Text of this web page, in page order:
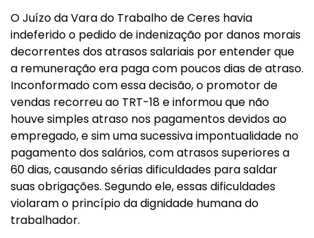
O Juízo da Vara do Trabalho de Ceres havia
indeferido o pedido de indenização por danos morais
decorrentes dos atrasos salariais por entender que
a remuneração era paga com poucos dias de atraso.
Inconformado com essa decisão, o promotor de
vendas recorreu ao TRT-18 e informou que não
houve simples atraso nos pagamentos devidos ao
empregado, e sim uma sucessiva impontualidade no
pagamento dos salários, com atrasos superiores a
60 dias, causando sérias dificuldades para saldar
suas obrigações. Segundo ele, essas dificuldades
violaram o princípio da dignidade humana do
trabalhador.